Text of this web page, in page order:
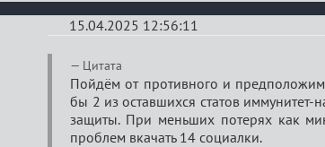
15.04.2025 12:56:11
Re:
Мозговой
штурм
Цитата
Пойдём от противного и
бы 2 из оставшихся статов иммунитет-
защиты. При меньших потерях как
проблем вкачать 14 социалки.